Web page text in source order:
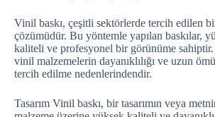
Vinil baskı, çeşitli sektörlerde tercih edilen
çözümüdür. Bu yöntemle yapılan baskılar,
kaliteli ve profesyonel bir görünüme sahiptir.
vinil malzemelerin dayanıklılığı ve uzun
tercih edilme nedenlerindendir.
Tasarım Vinil baskı, bir tasarımın veya